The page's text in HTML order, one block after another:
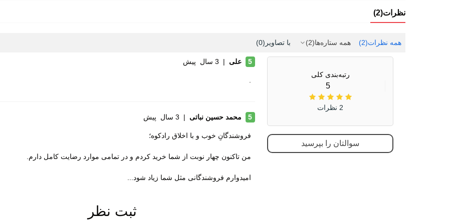
چرم طبیعی
ویژگی کفی داخلی کفش
جنس زیره
آج دار
نظرات(2)
همه نظرات(2) همه ستاره‌ها(2) با تصاویر (0)
رتبه‌بندی کلی
5
2 نظرات
سوالتان را بپرسید
5 علی | 3 سال پیش
5 محمد حسین نباتی | 3 سال پیش
فروشندگانِ خوب و با اخلاق رادکوه؛
من تاکنون چهار نوبت از شما خرید کردم و در تمامی موارد رضایت کامل دارم.
امیدوارم فروشندگانی مثل شما زیاد شود...
ثبت نظر